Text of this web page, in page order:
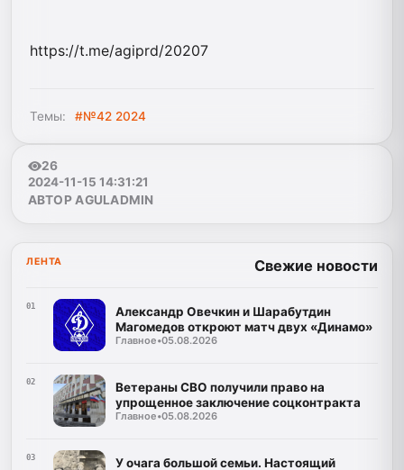
https://t.me/agiprd/20207
Темы: #№42 2024
26
2024-11-15 14:31:21
АВТОР AGULADMIN
ЛЕНТА Свежие новости
01
Александр Овечкин и Шарабутдин
Магомедов откроют матч двух «Динамо»
Главное•05.08.2026
02
Ветераны СВО получили право на
упрощенное заключение соцконтракта
Главное•05.08.2026
03
У очага большой семьи. Настоящий